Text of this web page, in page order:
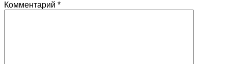
Комментарий *